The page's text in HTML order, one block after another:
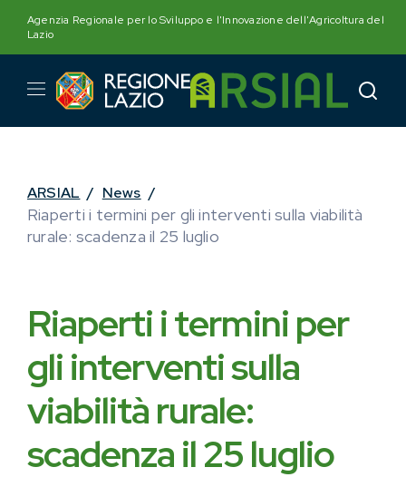
content
Agenzia Regionale per lo Sviluppo e l'Innovazione dell'Agricoltura del
Lazio
ARSIAL / News /
Riaperti i termini per gli interventi sulla viabilità
rurale: scadenza il 25 luglio
Riaperti i termini per
gli interventi sulla
viabilità rurale:
scadenza il 25 luglio